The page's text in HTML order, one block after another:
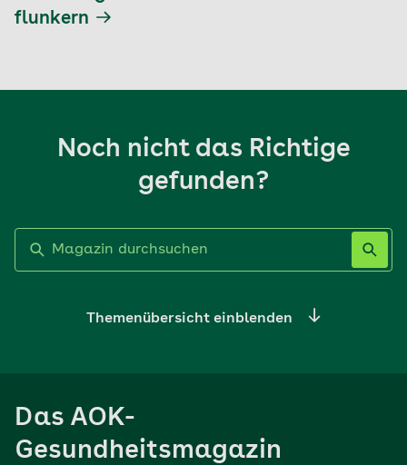
flunkern
Noch nicht das Richtige
gefunden?
Themenübersicht einblenden
Sport
Das AOK-
Gesundheitsmagazin